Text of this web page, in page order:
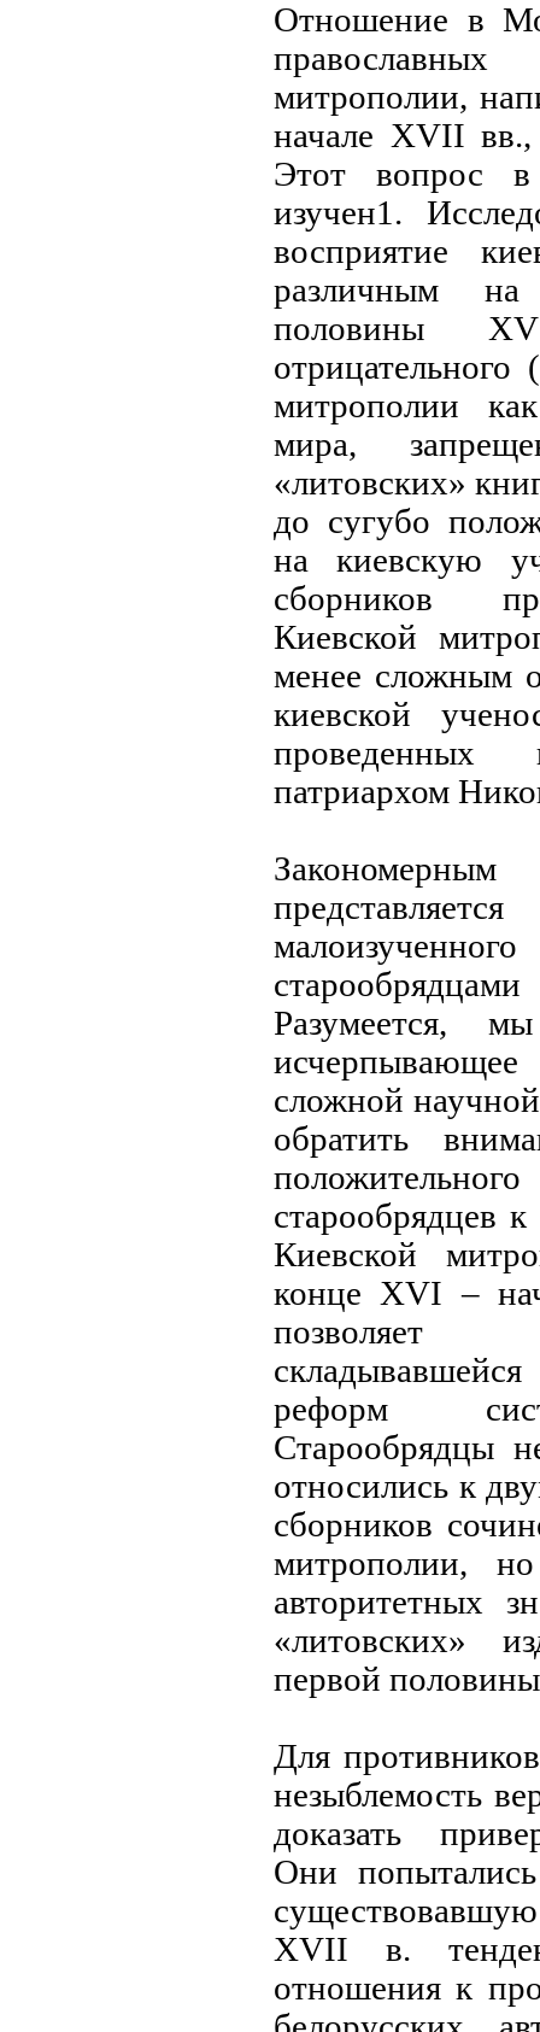
Отношение в
митрополии,
начале XVII
Этот вопрос в
изучен1.
восприятие
различным на
половины
митрополии
мира,
«литовских»
до сугубо
на киевскую
сборников
Киевской
менее сложным
киевской
патриархом
Разумеется,
сложной
обратить
старообрядцев
Киевской
конце XVI –
позволяет
реформ
Старообрядцы
относились к
сборников
митрополии,
авторитетных
«литовских»
первой
Для
незыблемость
доказать
Они
XVII в.
отношения к